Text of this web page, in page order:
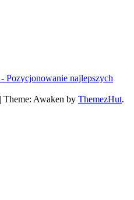
- Pozycjonowanie najlepszych
| Theme: Awaken by ThemezHut.